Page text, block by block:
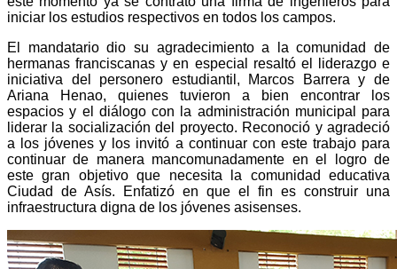
iniciar los estudios respectivos en todos los campos.
El mandatario dio su agradecimiento a la comunidad de
hermanas franciscanas y en especial resaltó el liderazgo e
iniciativa del personero estudiantil, Marcos Barrera y de
Ariana Henao, quienes tuvieron a bien encontrar los
espacios y el diálogo con la administración municipal para
liderar la socialización del proyecto. Reconoció y agradeció
a los jóvenes y los invitó a continuar con este trabajo para
continuar de manera mancomunadamente en el logro de
este gran objetivo que necesita la comunidad educativa
Ciudad de Asís. Enfatizó en que el fin es construir una
infraestructura digna de los jóvenes asisenses.